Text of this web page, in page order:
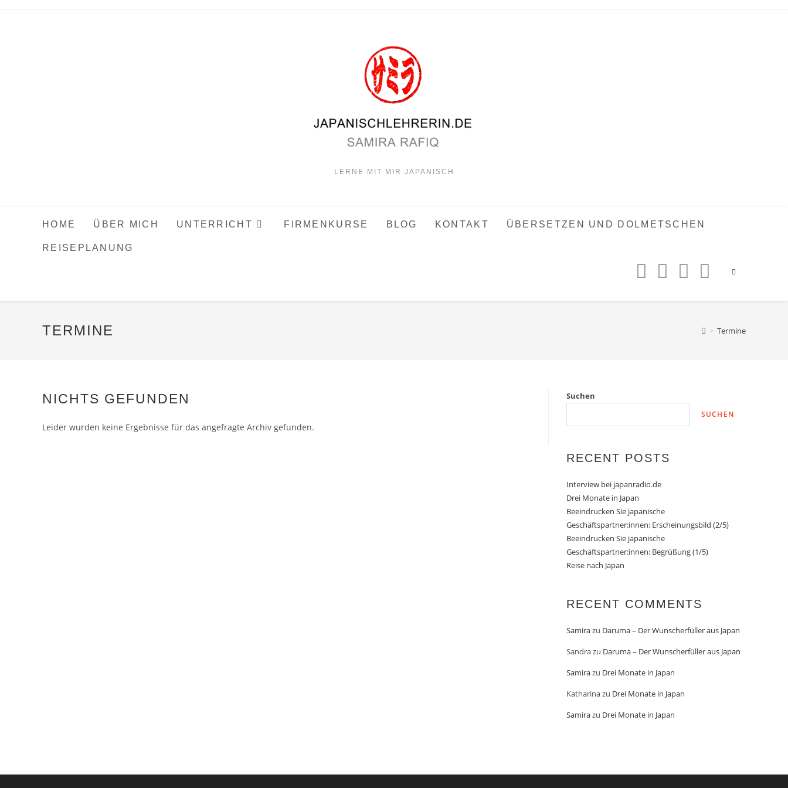
LERNE MIT MIR JAPANISCH
HOME ÜBER MICH UNTERRICHT FIRMENKURSE BLOG KONTAKT ÜBERSETZEN UND DOLMETSCHEN
REISEPLANUNG
TERMINE > Termine
NICHTS GEFUNDEN
Leider wurden keine Ergebnisse für das angefragte Archiv gefunden.
Suchen
SUCHEN
RECENT POSTS
Interview bei japanradio.de
Drei Monate in Japan
Beeindrucken Sie japanische
Geschäftspartner:innen: Erscheinungsbild (2/5)
Beeindrucken Sie japanische
Geschäftspartner:innen: Begrüßung (1/5)
Reise nach Japan
RECENT COMMENTS
Samirazu Daruma – Der Wunscherfüller aus Japan
Sandrazu Daruma – Der Wunscherfüller aus Japan
Samirazu Drei Monate in Japan
Katharinazu Drei Monate in Japan
Samirazu Drei Monate in Japan